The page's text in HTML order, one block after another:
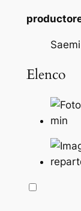
Elenco